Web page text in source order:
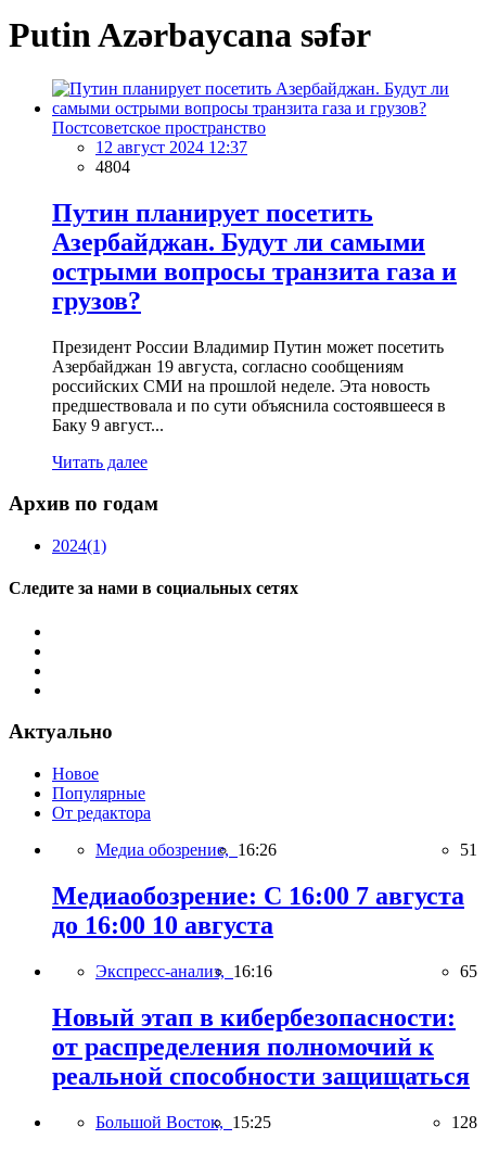
Putin Azərbaycana səfər
Постсоветское пространство
12 август 2024 12:37
4804
Путин планирует посетить
Азербайджан. Будут ли самыми
острыми вопросы транзита газа и
грузов?
Президент России Владимир Путин может посетить
Азербайджан 19 августа, согласно сообщениям
российских СМИ на прошлой неделе. Эта новость
предшествовала и по сути объяснила состоявшееся в
Баку 9 август...
Читать далее
Архив по годам
2024(1)
Следите за нами в социальных сетях
Актуально
Новое
Популярные
От редактора
Медиа обозрение, 16:26 51
Медиаобозрение: С 16:00 7 августа
до 16:00 10 августа
Экспресс-анализ, 16:16 65
Новый этап в кибербезопасности:
от распределения полномочий к
реальной способности защищаться
Большой Восток, 15:25 128